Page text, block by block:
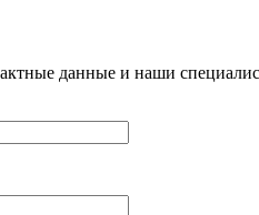
данные и наши